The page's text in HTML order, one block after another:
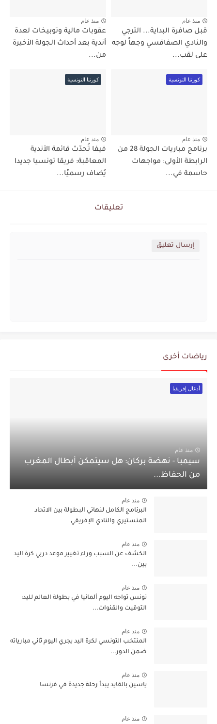
منذ عام
قبل صافرة البداية... الترجي
والنادي الصفاقسي وجهاً لوجه
على لقب...
منذ عام
عقوبات مالية وتوبيخات لعدة
أندية بعد أحداث الجولة الأخيرة
من...
كورتنا التونسية
منذ عام
برنامج مباريات الجولة 28 من
الرابطة الأولى: مواجهات
حاسمة في...
كورتنا التونسية
منذ عام
فيفا تُحدّث قائمة الأندية
المعاقبة: فريقا تونسيا جديدا
يُضاف رسميًا...
تعليقات
إرسال تعليق
رياضات أخرى
أدغال إفريقيا
منذ عام
سيمبا - نهضة بركان: هل سيتمكن أبطال المغرب
من الحفاظ...
منذ عام
البرنامج الكامل لنهائي البطولة بين الاتحاد
المنستيري والنادي الإفريقي
منذ عام
الكشف عن السبب وراء تغيير موعد دربي كرة اليد
بين...
منذ عام
تونس تواجه اليوم ألمانيا في بطولة العالم لليد:
التوقيت والقنوات...
منذ عام
المنتخب التونسي لكرة اليد يجري اليوم ثاني مبارياته
ضمن الدور...
منذ عام
ياسين بالقايد يبدأ رحلة جديدة في فرنسا
منذ عام